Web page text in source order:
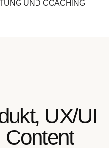
UND COACHING
UX/UI
Content